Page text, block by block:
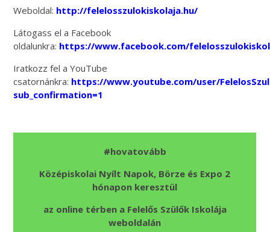
Weboldal: http://felelosszulokiskolaja.hu/
Látogass el a Facebook
oldalunkra: https://www.facebook.com/
Iratkozz fel a YouTube
csatornánkra: https://www.youtube.com/user/
sub_confirmation=1
#hovatovább
Középiskolai Nyílt Napok, Börze és Expo 2
hónapon keresztül
az online térben a Felelős Szülők Iskolája
weboldalán